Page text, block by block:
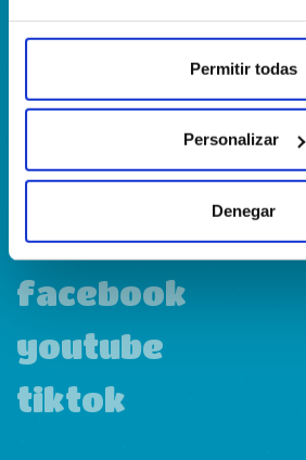
Permitir todas
Personalizar
Denegar
¿Dónde estamos?
linkedin
instagram
facebook
youtube
tiktok